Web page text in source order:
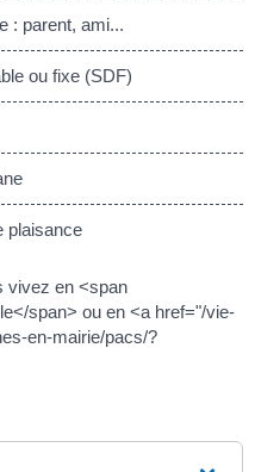
: parent, ami...
ou fixe (SDF)
plaisance
vivez en <span
span> ou en <a href="/vie-
en-mairie/pacs/?